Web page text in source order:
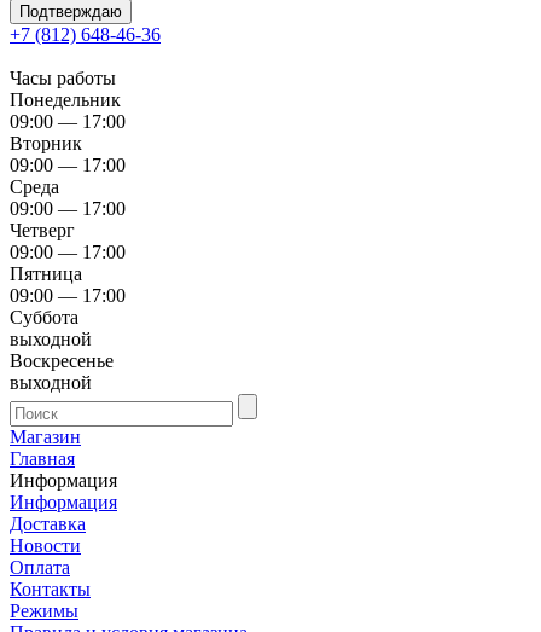
Подтверждаю
+7 (812) 648-46-36
Часы работы
Понедельник
09:00 — 17:00
Вторник
09:00 — 17:00
Среда
09:00 — 17:00
Четверг
09:00 — 17:00
Пятница
09:00 — 17:00
Суббота
выходной
Воскресенье
выходной
Магазин
Главная
Информация
Информация
Доставка
Новости
Оплата
Контакты
Режимы